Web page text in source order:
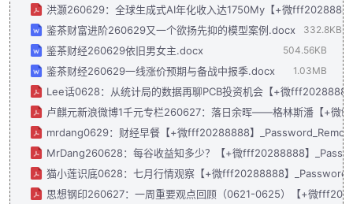
洪灏260629：全球生成式AI年化收入达1750My【+微
鉴茶财富进阶260629又一个欲扬先抑的模型案例.docx
332.8KB
鉴茶财经260629依旧男女主.docx 504.56KB
鉴茶财经260629一线涨价预期与备战中报季.docx 1.03MB
Lee话0628：从统计局的数据再聊PCB投资机会【+微
卢麒元新浪微博1千元专栏260627：落日余晖——格林斯潘【+微
mrdang0629：财经早餐【+微fff20288888】
MrDang260628：每谷收益知多少？【+微fff20288888】
猫小莲识底0628：七月行情观察【+微fff20288888】
思想钢印260627：一周重要观点回顾（0621-0625）【+微